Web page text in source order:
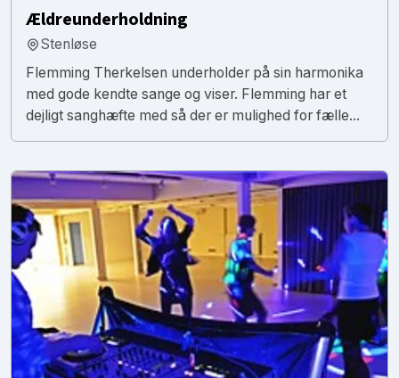
Ældreunderholdning
Stenløse
Flemming Therkelsen underholder på sin harmonika
med gode kendte sange og viser. Flemming har et
dejligt sanghæfte med så der er mulighed for fælle...